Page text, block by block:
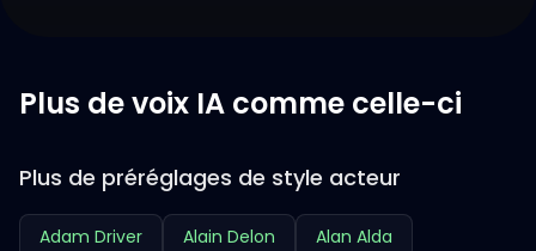
Plus de voix IA comme celle-ci
Plus de préréglages de style acteur
Adam Driver Alain Delon
Alan Alda